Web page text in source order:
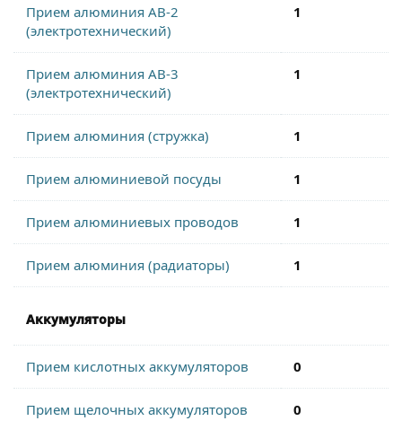
Прием алюминия АВ-2
(электротехнический)
1
Прием алюминия АВ-3
(электротехнический)
1
Прием алюминия (стружка) 1
Прием алюминиевой посуды 1
Прием алюминиевых проводов 1
Прием алюминия (радиаторы) 1
Аккумуляторы
Прием кислотных аккумуляторов 0
Прием щелочных аккумуляторов 0